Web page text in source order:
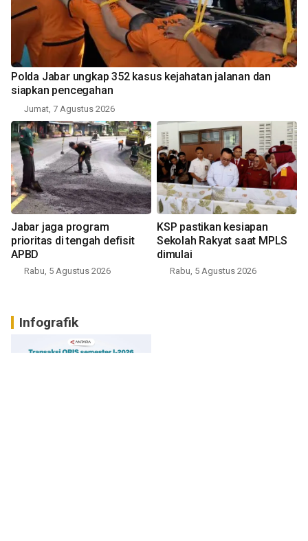
Polda Jabar ungkap 352 kasus kejahatan jalanan dan
siapkan pencegahan
Jumat, 7 Agustus 2026
Jabar jaga program
prioritas di tengah defisit
APBD
Rabu, 5 Agustus 2026
KSP pastikan kesiapan
Sekolah Rakyat saat MPLS
dimulai
Rabu, 5 Agustus 2026
Infografik